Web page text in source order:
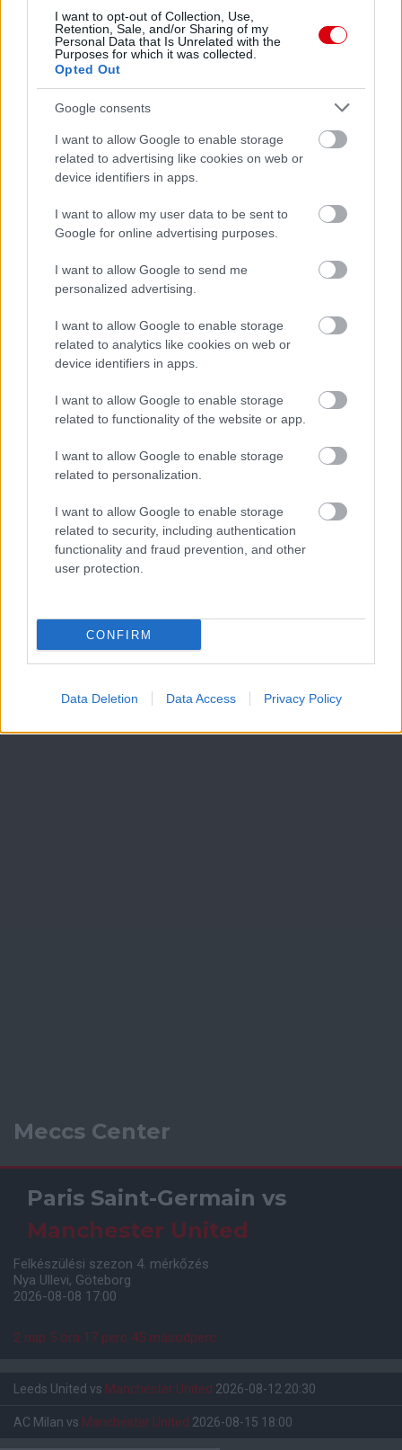
I want to opt-out of Collection, Use,
Retention, Sale, and/or Sharing of my
Personal Data that Is Unrelated with the
Purposes for which it was collected.
Opted Out
Google consents
I want to allow Google to enable storage
related to advertising like cookies on web or
device identifiers in apps.
I want to allow my user data to be sent to
Google for online advertising purposes.
I want to allow Google to send me
personalized advertising.
I want to allow Google to enable storage
related to analytics like cookies on web or
device identifiers in apps.
I want to allow Google to enable storage
related to functionality of the website or app.
I want to allow Google to enable storage
related to personalization.
I want to allow Google to enable storage
related to security, including authentication
functionality and fraud prevention, and other
user protection.
CONFIRM
Data Deletion Data Access Privacy Policy
Meccs Center
Paris Saint-Germain vs
Manchester United
Felkészülési szezon 4. mérkőzés
Nya Ullevi, Göteborg
2026-08-08 17:00
2 nap 5 óra 17 perc 44 másodperc
Leeds United vs Manchester United 2026-08-12 20:30
AC Milan vs Manchester United 2026-08-15 18:00